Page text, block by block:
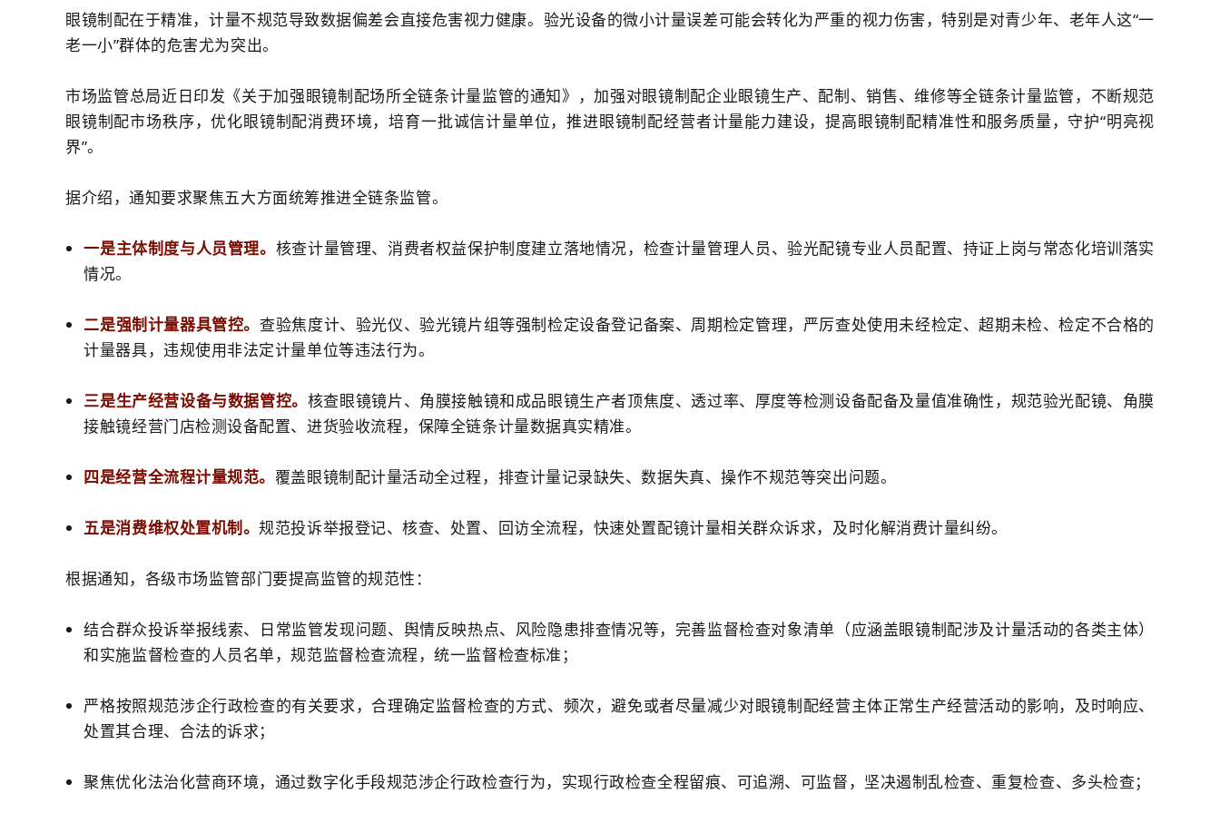
眼镜制配在于精准，计量不规范导致数据偏差会直接危害视力健康。验光设备的微小计量误差可能会转化为严重的视力伤害，特别是对青少年、老年人这“一
老一小”群体的危害尤为突出。
市场监管总局近日印发《关于加强眼镜制配场所全链条计量监管的通知》，加强对眼镜制配企业眼镜生产、配制、销售、维修等全链条计量监管，不断规范
眼镜制配市场秩序，优化眼镜制配消费环境，培育一批诚信计量单位，推进眼镜制配经营者计量能力建设，提高眼镜制配精准性和服务质量，守护“明亮视
界”。
据介绍，通知要求聚焦五大方面统筹推进全链条监管。
一是主体制度与人员管理。 核查计量管理、消费者权益保护制度建立落地情况，检查计量管理人员、验光配镜专业人员配置、持证上岗与常态化培训落实
情况。
二是强制计量器具管控。查验焦度计、验光仪、验光镜片组等强制检定设备登记备案、周期检定管理，严厉查处使用未经检定、超期未检、检定不合格的
计量器具，违规使用非法定计量单位等违法行为。
三是生产经营设备与数据管控。 核查眼镜镜片、角膜接触镜和成品眼镜生产者顶焦度、透过率、厚度等检测设备配备及量值准确性，规范验光配镜、角膜
接触镜经营门店检测设备配置、进货验收流程，保障全链条计量数据真实精准。
四是经营全流程计量规范。 覆盖眼镜制配计量活动全过程，排查计量记录缺失、数据失真、操作不规范等突出问题。
五是消费维权处置机制。规范投诉举报登记、核查、处置、回访全流程，快速处置配镜计量相关群众诉求，及时化解消费计量纠纷。
根据通知，各级市场监管部门要提高监管的规范性：
结合群众投诉举报线索、日常监管发现问题、舆情反映热点、风险隐患排查情况等，完善监督检查对象清单（应涵盖眼镜制配涉及计量活动的各类主体）
和实施监督检查的人员名单，规范监督检查流程，统一监督检查标准；
严格按照规范涉企行政检查的有关要求，合理确定监督检查的方式、频次，避免或者尽量减少对眼镜制配经营主体正常生产经营活动的影响，及时响应、
处置其合理、合法的诉求；
聚焦优化法治化营商环境，通过数字化手段规范涉企行政检查行为，实现行政检查全程留痕、可追溯、可监督，坚决遏制乱检查、重复检查、多头检查；